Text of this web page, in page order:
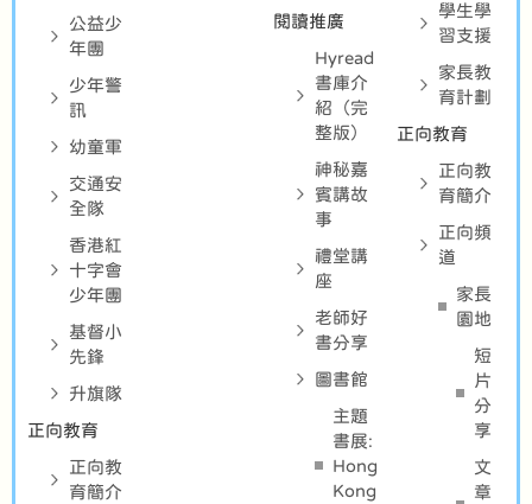
公益少
年團
少年警
訊
幼童軍
交通安
全隊
香港紅
十字會
少年團
基督小
先鋒
升旗隊
正向教育
正向教
育簡介
閱讀推廣
Hyread
書庫介
紹（完
整版）
神秘嘉
賓講故
事
禮堂講
座
老師好
書分享
圖書館
主題
書展:
Hong
Kong
學生學
習支援
家長教
育計劃
正向教育
正向教
育簡介
正向頻
道
家長
園地
短
片
分
享
文
章